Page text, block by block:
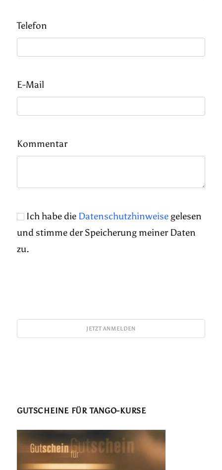
Telefon
E-Mail
Kommentar
Ich habe die Datenschutzhinweise gelesen
und stimme der Speicherung meiner Daten
zu.
GUTSCHEINE FÜR TANGO-KURSE